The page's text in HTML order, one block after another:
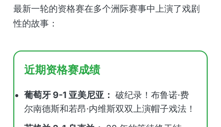
最新一轮的资格赛在多个洲际赛事中上演了戏剧
性的故事：
近期资格赛成绩
葡萄牙 9-1 亚美尼亚： 破纪录！布鲁诺·费
尔南德斯和若昂·内维斯双双上演帽子戏法！